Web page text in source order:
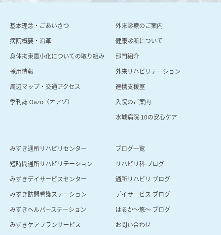
基本理念・ごあいさつ
病院概要・沿⾰
身体拘束最小化についての取り組み
採用情報
周辺マップ・交通アクセス
季刊誌 Oazo（オアゾ）
外来診療のご案内
健康診断について
部門紹介
外来リハビリテーション
連携支援室
⼊院のご案内
⽔城病院 10の安⼼ケア
みずき通所リハビリセンター
短時間通所リハビリテーション
みずきデイサービスセンター
みずき訪問看護ステーション
みずきヘルパーステーション
みずきケアプランサービス
ブログ一覧
リハビリ科 ブログ
通所リハビリ ブログ
デイサービス ブログ
はるか〜悠〜 ブログ
お問い合わせ